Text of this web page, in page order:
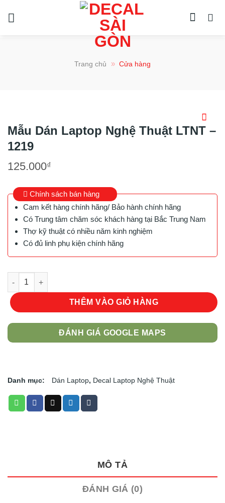
Trang chủ » Cửa hàng
Mẫu Dán Laptop Nghệ Thuật LTNT –
1219
125.000₫
Chính sách bán hàng
Cam kết hàng chính hãng/ Bảo hành chính hãng
Có Trung tâm chăm sóc khách hàng tại Bắc Trung Nam
Thợ kỹ thuật có nhiều năm kinh nghiệm
Có đủ linh phụ kiện chính hãng
Mẫu Dán Laptop Nghệ Thuật LTNT - 1219 số lượng
THÊM VÀO GIỎ HÀNG
ĐÁNH GIÁ GOOGLE MAPS
Danh mục: Dán Laptop, Decal Laptop Nghệ Thuật
MÔ TẢ
ĐÁNH GIÁ (0)